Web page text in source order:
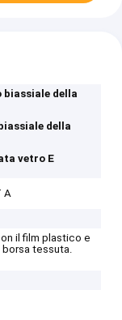
biassiale della
della
vetro E
A
il film plastico e
borsa tessuta.